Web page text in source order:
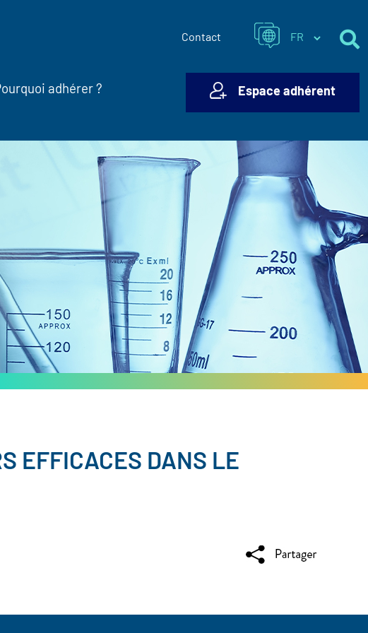
Contact
adhérer ? Espace adhérent
EFFICACES DANS LE